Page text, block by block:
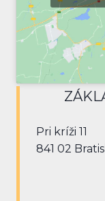
Pri kríži 11
841 02